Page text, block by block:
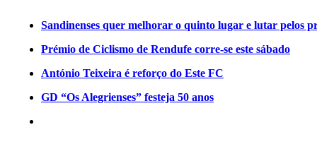
Sandinenses quer melhorar o quinto lugar e lutar pelos
Prémio de Ciclismo de Rendufe corre-se este sábado
António Teixeira é reforço do Este FC
GD “Os Alegrienses” festeja 50 anos